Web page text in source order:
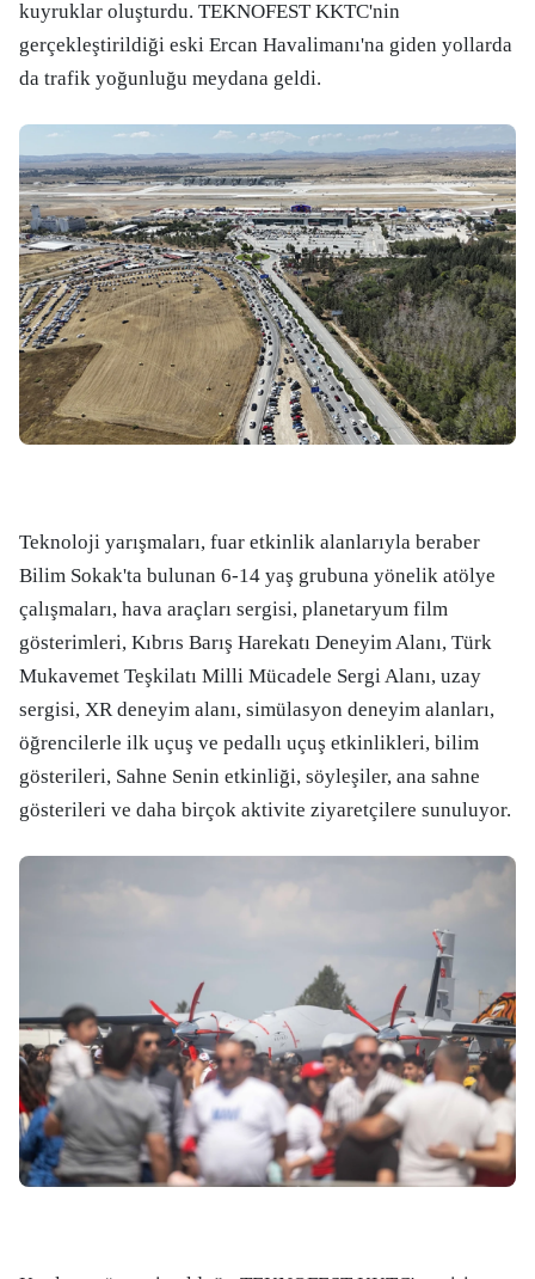
kuyruklar oluşturdu. TEKNOFEST KKTC'nin
gerçekleştirildiği eski Ercan Havalimanı'na giden yollarda
da trafik yoğunluğu meydana geldi.
Teknoloji yarışmaları, fuar etkinlik alanlarıyla beraber
Bilim Sokak'ta bulunan 6-14 yaş grubuna yönelik atölye
çalışmaları, hava araçları sergisi, planetaryum film
gösterimleri, Kıbrıs Barış Harekatı Deneyim Alanı, Türk
Mukavemet Teşkilatı Milli Mücadele Sergi Alanı, uzay
sergisi, XR deneyim alanı, simülasyon deneyim alanları,
öğrencilerle ilk uçuş ve pedallı uçuş etkinlikleri, bilim
gösterileri, Sahne Senin etkinliği, söyleşiler, ana sahne
gösterileri ve daha birçok aktivite ziyaretçilere sunuluyor.